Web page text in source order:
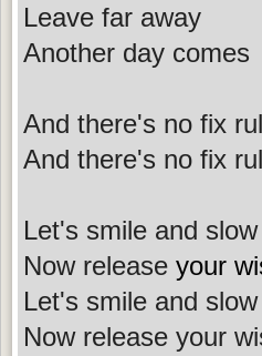
Leave far away
Another day comes
And there's no fix
And there's no fix
Let's smile and
Now release your
Let's smile and
Now release your